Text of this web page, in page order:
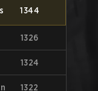
1344
1326
1324
1322